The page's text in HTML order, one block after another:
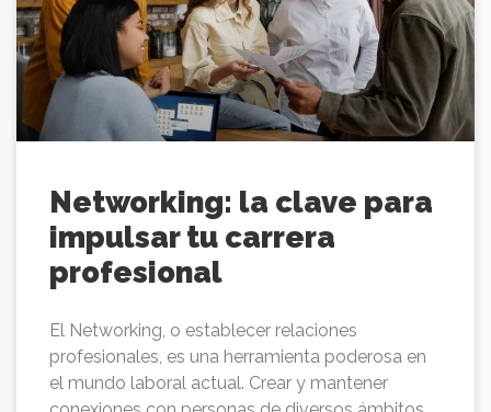
Networking: la clave para
impulsar tu carrera
profesional
El Networking, o establecer relaciones
profesionales, es una herramienta poderosa en
el mundo laboral actual. Crear y mantener